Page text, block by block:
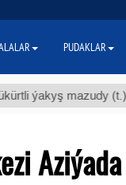
mazudy (t.) $300
Aziýada
PUDAKLAR